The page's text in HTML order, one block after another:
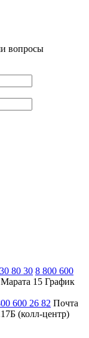
вопросы
80 30 8 800 600
15 График
600 26 82 Почта
(колл-центр)